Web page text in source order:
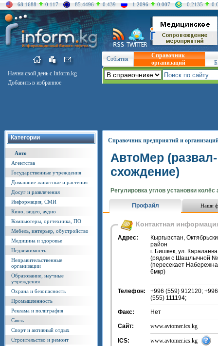
68.1688 0.117 85.4496 0.439 1.2096 0.007 0.2135
Начни свой день с Inform.kg
Добавить в избранное
События
Справочник
организаций
Категории
Авто
Агентства
Государственные учреждения
Домашние животные и растения
Досуг и развлечения
Информация, СМИ
Кино, видео, аудио
Компьютеры, оргтехника, ПО
Мебель, интерьер, обустройство
Медицина и здоровье
Недвижимость
Неправительственные
организации
Образование, научные
учреждения
Охрана и безопасность
Промышленность
Реклама и полиграфия
Связь
Спорт и активный отдых
Строительство и ремонт
Справочник предприятий и
АвтоМер (развал-
схождение)
Регулировка углов установки
Профайл Наши
Контактная
Адрес:
Кыргызстан,
район
г. Бишкек, ул.
(рядом с Шашлычной
(пересекает
6мкр)
Телефон:
+996 (559) 912120; +996
(555) 111194;
Факс: Нет
Сайт: www.avtomer.ics.kg
ICS: www.avtomer.ics.kg